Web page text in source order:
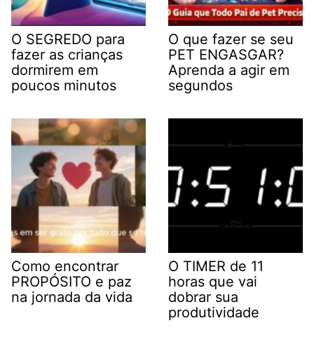
O SEGREDO para
fazer as crianças
dormirem em
poucos minutos
O que fazer se seu
PET ENGASGAR?
Aprenda a agir em
segundos
Como encontrar
PROPÓSITO e paz
na jornada da vida
O TIMER de 11
horas que vai
dobrar sua
produtividade